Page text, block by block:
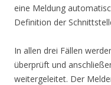
eine Meldung
Definition der
In allen drei Fällen
überprüft und
weitergeleitet. Der